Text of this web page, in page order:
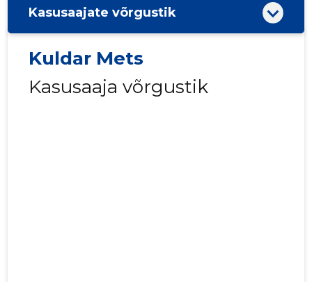
Kasusaajate võrgustik
Kuldar Mets
Kasusaaja võrgustik